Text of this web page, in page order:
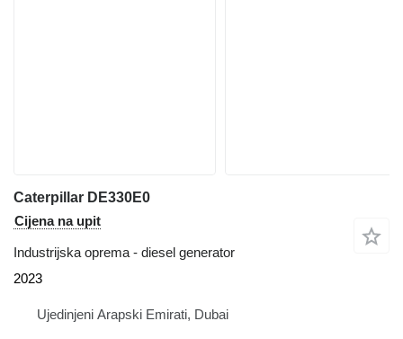
Caterpillar DE330E0
Cijena na upit
Industrijska oprema - diesel generator
2023
Ujedinjeni Arapski Emirati, Dubai